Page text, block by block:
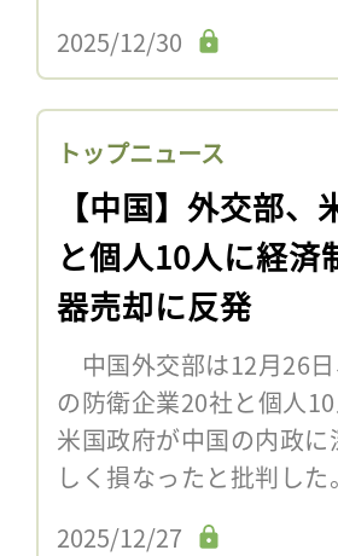
2025/12/30
トップニュース
【中国】外交部
と個人10人に経
器売却に反発
中国外交部は12月26
の防衛企業20社と個人
米国政府が中国の内政
しく損なったと批判し
2025/12/27